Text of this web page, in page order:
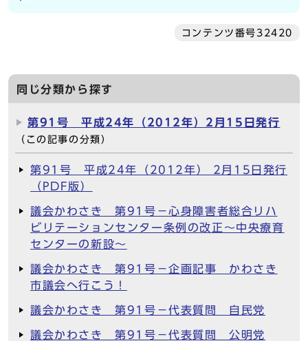
コンテンツ番号32420
同じ分類から探す
第91号 平成24年（2012年）2月15日発行
（この記事の分類）
第91号 平成24年（2012年） 2月15日発行
（PDF版）
議会かわさき 第91号－心身障害者総合リハ
ビリテーションセンター条例の改正～中央療育
センターの新設～
議会かわさき 第91号－企画記事 かわさき
市議会へ行こう！
議会かわさき 第91号－代表質問 自民党
議会かわさき 第91号－代表質問 公明党